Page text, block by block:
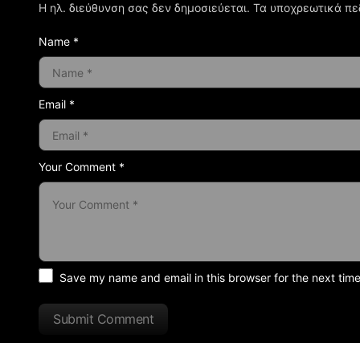
Η ηλ. διεύθυνση σας δεν δημοσιεύεται. Τα υποχρεωτικά
Your Comment *
Name *
Email *
Save my name and email in this browser for the next
Submit Comment